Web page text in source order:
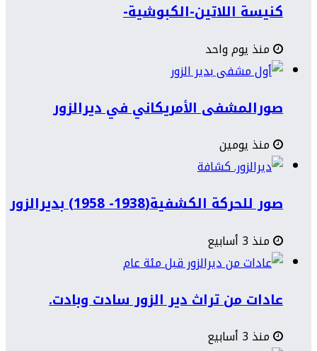
كنيسة اللاتين-الكبوشية-
منذ يوم واحد
صورالمشفى الأمريكاني في ديرالزور
منذ يومين
صور للحركة الكشفية(1938- 1958) بديرالزور
منذ 3 أسابيع
عادات من تراث دير الزور سادت وبادت.
منذ 3 أسابيع